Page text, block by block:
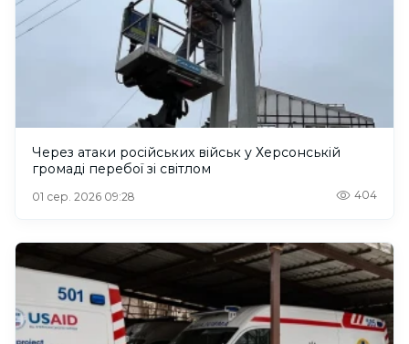
Через атаки російських військ у Херсонській
громаді перебої зі світлом
01 сер. 2026 09:28 404